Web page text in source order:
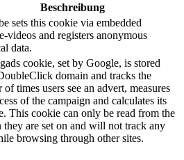
Beschreibung
sets this cookie via embedded
videos and registers anonymous
data.
cookie, set by Google, is stored
domain and tracks the
of times users see an advert, measures
of the campaign and calculates its
This cookie can only be read from the
they are set on and will not track any
browsing through other sites.